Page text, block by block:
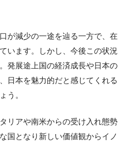
が減少の一途を辿る一方で、在
います。しかし、今後この状況
発展途上国の経済成長や日本の
日本を魅力的だと感じてくれる
う。
リアや南米からの受け入れ態勢
国となり新しい価値観からイノ